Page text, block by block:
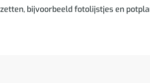
bijvoorbeeld fotolijstjes en